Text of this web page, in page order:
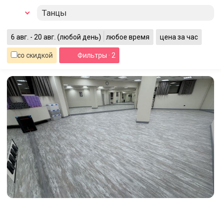
Танцы
6 авг. - 20 авг. (любой день) любое время цена за час
со скидкой Фильтры · 2